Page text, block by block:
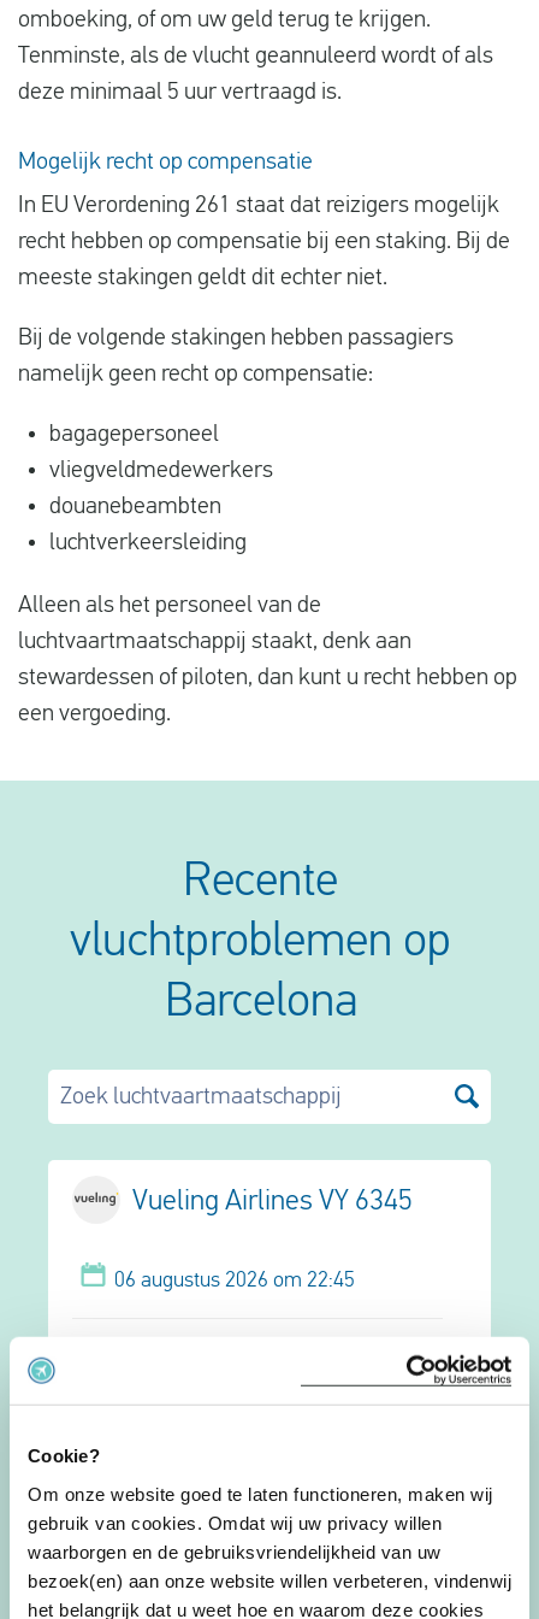
Cookie?
Om onze website goed te laten functioneren, maken wij
gebruik van cookies. Omdat wij uw privacy willen
waarborgen en de gebruiksvriendelijkheid van uw
bezoek(en) aan onze website willen verbeteren, vindenwij
het belangrijk dat u weet hoe en waarom deze cookies
omboeking, of om uw geld terug te krijgen.
Tenminste, als de vlucht geannuleerd wordt of als
deze minimaal 5 uur vertraagd is.
Mogelijk recht op compensatie
In EU Verordening 261 staat dat reizigers mogelijk
recht hebben op compensatie bij een staking. Bij de
meeste stakingen geldt dit echter niet.
Bij de volgende stakingen hebben passagiers
namelijk geen recht op compensatie:
bagagepersoneel
vliegveldmedewerkers
douanebeambten
luchtverkeersleiding
Alleen als het personeel van de
luchtvaartmaatschappij staakt, denk aan
stewardessen of piloten, dan kunt u recht hebben op
een vergoeding.
Recente
vluchtproblemen op
Barcelona
Zoek luchtvaartmaatschappij
Vueling Airlines VY 6345
06 augustus 2026 om 22:45
Qatar Airways QR 3690